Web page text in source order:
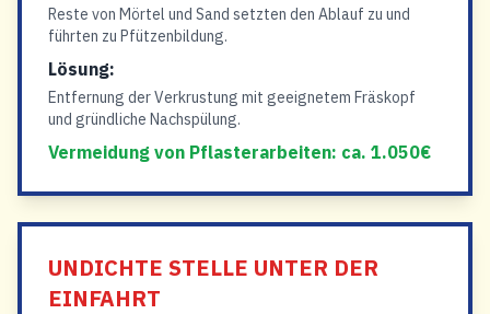
Reste von Mörtel und Sand setzten den Ablauf zu und
führten zu Pfützenbildung.
Lösung:
Entfernung der Verkrustung mit geeignetem Fräskopf
und gründliche Nachspülung.
Vermeidung von Pflasterarbeiten: ca. 1.050€
UNDICHTE STELLE UNTER DER
EINFAHRT